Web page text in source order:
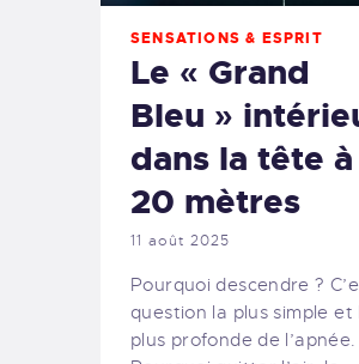
+33 (6) 95 50 18 95
SENSATIONS & ESPRIT
Le « Grand
Bleu »
dans la tête à
20 mètres
11 août 2025
Pourquoi descendre ?
question la plus simple et
plus profonde de l’apnée.